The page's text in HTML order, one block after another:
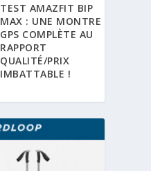
TEST AMAZFIT BIP
MAX : UNE MONTRE
GPS COMPLÈTE AU
RAPPORT
QUALITÉ/PRIX
IMBATTABLE !